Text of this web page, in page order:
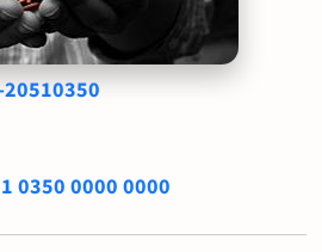
0350 0000 0000